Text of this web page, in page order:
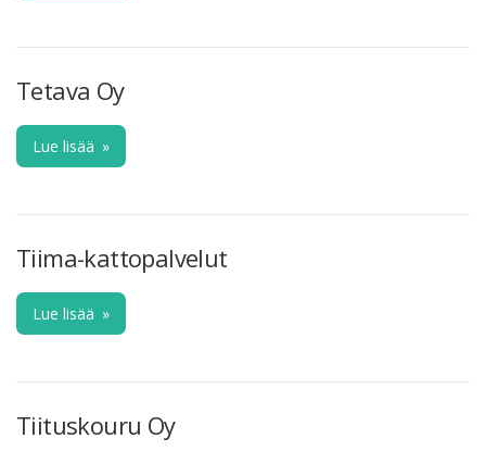
Tetava Oy
Lue lisää »
Tiima-kattopalvelut
Lue lisää »
Tiituskouru Oy